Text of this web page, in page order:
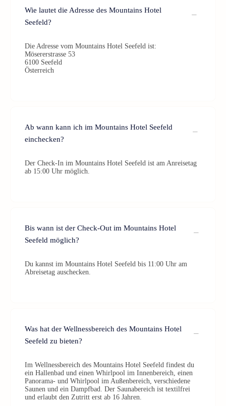
Wie lautet die Adresse des Mountains Hotel
Seefeld?
Die Adresse vom Mountains Hotel Seefeld ist:
Mösererstrasse 53
6100 Seefeld
Österreich
Ab wann kann ich im Mountains Hotel Seefeld
einchecken?
Der Check-In im Mountains Hotel Seefeld ist am Anreisetag
ab 15:00 Uhr möglich.
Bis wann ist der Check-Out im Mountains Hotel
Seefeld möglich?
Du kannst im Mountains Hotel Seefeld bis 11:00 Uhr am
Abreisetag auschecken.
Was hat der Wellnessbereich des Mountains Hotel
Seefeld zu bieten?
Im Wellnessbereich des Mountains Hotel Seefeld findest du
ein Hallenbad und einen Whirlpool im Innenbereich, einen
Panorama- und Whirlpool im Außenbereich, verschiedene
Saunen und ein Dampfbad. Der Saunabereich ist textilfrei
und erlaubt den Zutritt erst ab 16 Jahren.